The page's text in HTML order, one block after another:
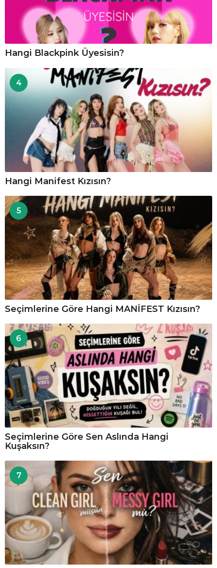
Hangi Blackpink Üyesisin?
4
Hangi Manifest Kızısın?
5
Seçimlerine Göre Hangi MANİFEST Kızısın?
6
Seçimlerine Göre Sen Aslında Hangi
Kuşaksın?
7